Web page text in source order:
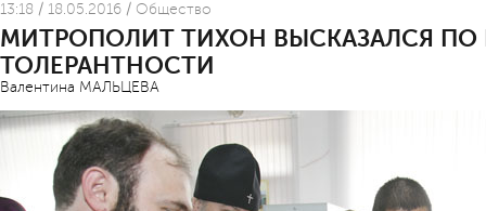
13:18 / 18.05.2016 / Общество
МИТРОПОЛИТ ТИХОН ВЫСКАЗАЛСЯ ПО
ТОЛЕРАНТНОСТИ
Валентина МАЛЬЦЕВА